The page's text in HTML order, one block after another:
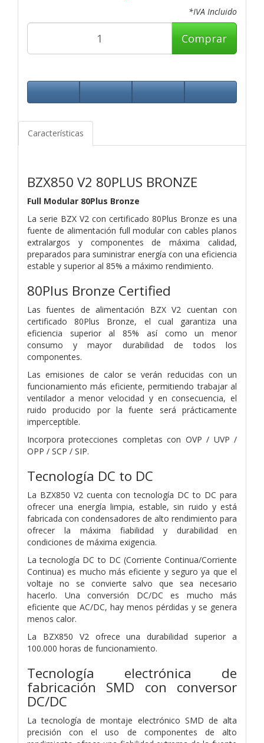
*IVA Incluido
Comprar
Características
BZX850 V2 80PLUS BRONZE
Full Modular 80Plus Bronze
La serie BZX V2 con certificado 80Plus Bronze es una
fuente de alimentación full modular con cables planos
extralargos y componentes de máxima calidad,
preparados para suministrar energía con una eficiencia
estable y superior al 85% a máximo rendimiento.
80Plus Bronze Certified
Las fuentes de alimentación BZX V2 cuentan con
certificado 80Plus Bronze, el cual garantiza una
eficiencia superior al 85% así como un menor
consumo y mayor durabilidad de todos los
componentes.
Las emisiones de calor se verán reducidas con un
funcionamiento más eficiente, permitiendo trabajar al
ventilador a menor velocidad y en consecuencia, el
ruido producido por la fuente será prácticamente
imperceptible.
Incorpora protecciones completas con OVP / UVP /
OPP / SCP / SIP.
Tecnología DC to DC
La BZX850 V2 cuenta con tecnología DC to DC para
ofrecer una energía limpia, estable, sin ruido y está
fabricada con condensadores de alto rendimiento para
ofrecer la máxima fiabilidad y durabilidad en
condiciones de máxima exigencia.
La tecnología DC to DC (Corriente Continua/Corriente
Continua) es mucho más eficiente y seguro ya que el
voltaje no se convierte salvo que sea necesario
hacerlo. Una conversión DC/DC es mucho más
eficiente que AC/DC, hay menos pérdidas y se genera
menos calor.
La BZX850 V2 ofrece una durabilidad superior a
100.000 horas de funcionamiento.
Tecnología electrónica de
fabricación SMD con conversor
DC/DC
La tecnología de montaje electrónico SMD de alta
precisión con el uso de componentes de alto